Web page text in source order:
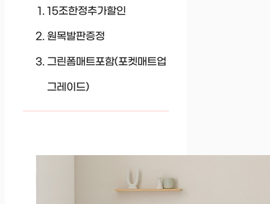
15조한정추가할인
원목발판증정
그린폼매트포함(포켓매트업
그레이드)